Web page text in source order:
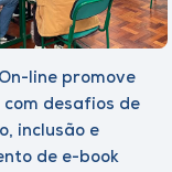
line promove
com desafios de
inclusão e
de e-book